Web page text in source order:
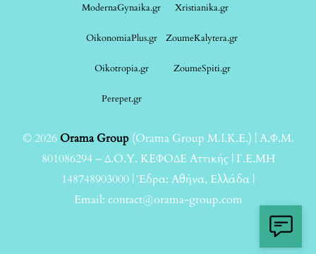
ModernaGynaika.gr Xristianika.gr
OikonomiaPlus.gr ZoumeKalytera.gr
Oikotropia.gr ZoumeSpiti.gr
Perepet.gr
© 2026Orama Group(Orama Group Μ.Ι.Κ.Ε.) | Α.Φ.Μ.
801086294 – Δ.Ο.Υ. ΚΕΦΟΔΕ Αττικής | Γ.Ε.ΜΗ
148748903000 | Έδρα: Αθήνα, Ελλάδα |
Email: contact@orama-group.com